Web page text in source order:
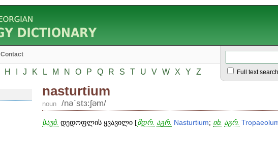
Contact
H J K L M N O P Q R S T U V W X Y Z Full text search
nasturtium
noun /nəʹstɜ:ʃəm/
საუბ. დედოფლის ყვავილი [შდრ. აგრ. Nasturtium; იხ. აგრ.